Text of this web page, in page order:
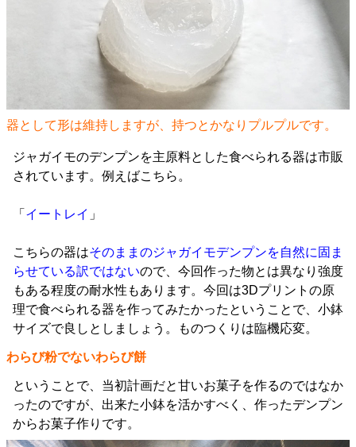
器として形は維持しますが、持つとかなりプルプルです。
ジャガイモのデンプンを主原料とした食べられる器は市販
されています。例えばこちら。
「 イートレイ 」
こちらの器はそのままのジャガイモデンプンを自然に固ま
らせている訳ではないので、今回作った物とは異なり強度
もある程度の耐水性もあります。今回は3Dプリントの原
理で食べられる器を作ってみたかったということで、小鉢
サイズで良しとしましょう。ものつくりは臨機応変。
わらび粉でないわらび餅
ということで、当初計画だと甘いお菓子を作るのではなか
ったのですが、出来た小鉢を活かすべく、作ったデンプン
からお菓子作りです。